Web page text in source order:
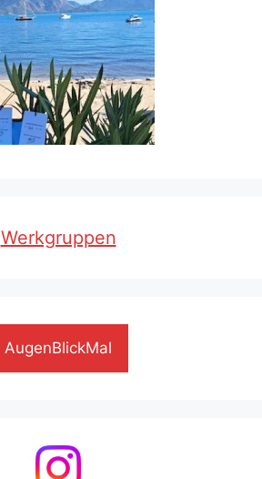
Werkgruppen
AugenBlickMal